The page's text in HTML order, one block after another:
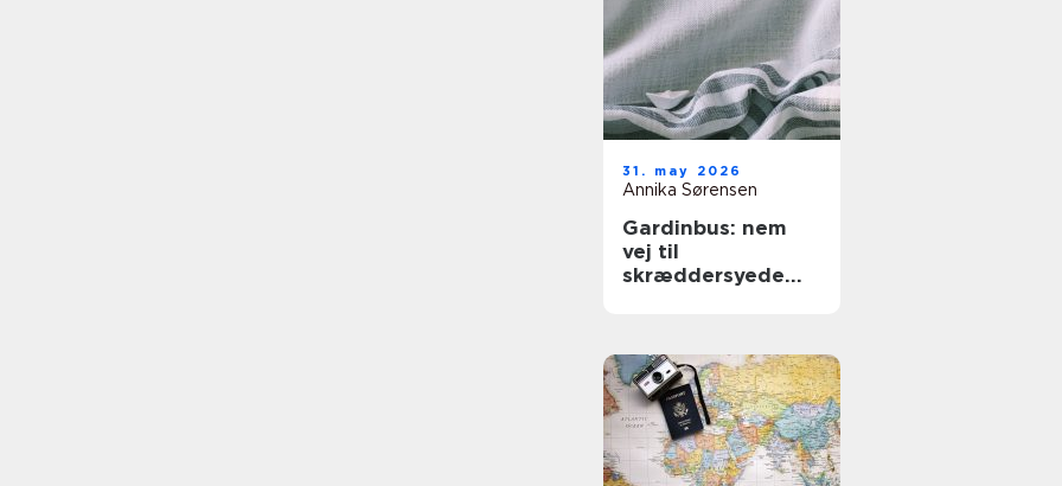
31. may 2026
Annika Sørensen
Gardinbus: nem
vej til
skræddersyede